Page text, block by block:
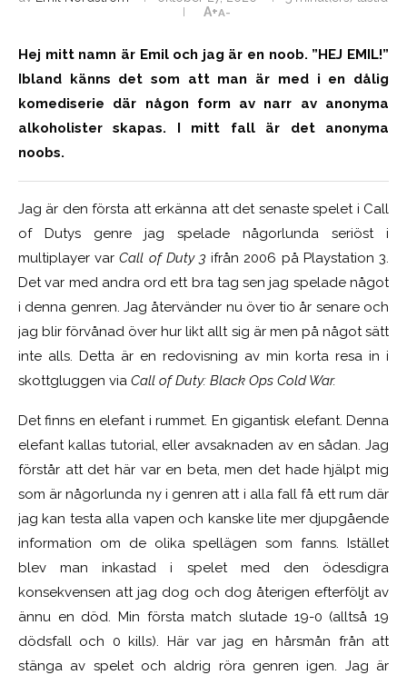
A+A-
Hej mitt namn är Emil och jag är en noob. ”HEJ EMIL!”
Ibland känns det som att man är med i en dålig
komediserie där någon form av narr av anonyma
alkoholister skapas. I mitt fall är det anonyma
noobs.
Jag är den första att erkänna att det senaste spelet i Call
of Dutys genre jag spelade någorlunda seriöst i
multiplayer varCall of Duty 3 ifrån 2006 på Playstation 3.
Det var med andra ord ett bra tag sen jag spelade något
i denna genren. Jag återvänder nu över tio år senare och
jag blir förvånad över hur likt allt sig är men på något sätt
inte alls. Detta är en redovisning av min korta resa in i
skottgluggen via Call of Duty: Black Ops Cold War.
Det finns en elefant i rummet. En gigantisk elefant. Denna
elefant kallas tutorial, eller avsaknaden av en sådan. Jag
förstår att det här var en beta, men det hade hjälpt mig
som är någorlunda ny i genren att i alla fall få ett rum där
jag kan testa alla vapen och kanske lite mer djupgående
information om de olika spellägen som fanns. Istället
blev man inkastad i spelet med den ödesdigra
konsekvensen att jag dog och dog återigen efterföljt av
ännu en död. Min första match slutade 19-0 (alltså 19
dödsfall och 0 kills). Här var jag en hårsmån från att
stänga av spelet och aldrig röra genren igen. Jag är